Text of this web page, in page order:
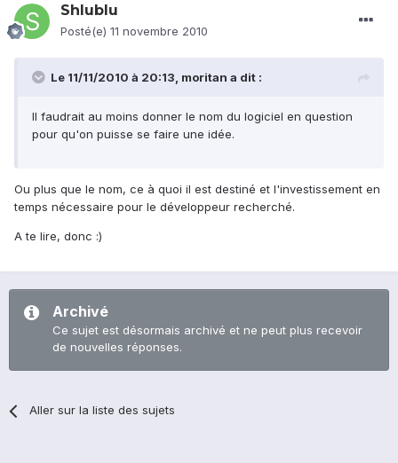
Shlublu
Posté(e) 11 novembre 2010
Le 11/11/2010 à 20:13, moritan a dit :
Il faudrait au moins donner le nom du logiciel en question
pour qu'on puisse se faire une idée.
Ou plus que le nom, ce à quoi il est destiné et l'investissement en
temps nécessaire pour le développeur recherché.
A te lire, donc :)
Archivé
Ce sujet est désormais archivé et ne peut plus recevoir
de nouvelles réponses.
Aller sur la liste des sujets